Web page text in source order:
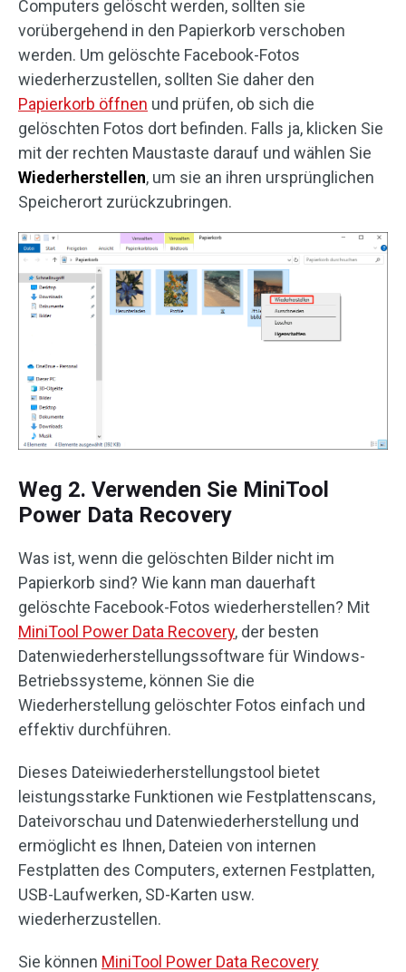
Computers gelöscht werden, sollten sie
vorübergehend in den Papierkorb verschoben
werden. Um gelöschte Facebook-Fotos
wiederherzustellen, sollten Sie daher den
Papierkorb öffnen und prüfen, ob sich die
gelöschten Fotos dort befinden. Falls ja, klicken Sie
mit der rechten Maustaste darauf und wählen Sie
Wiederherstellen, um sie an ihren ursprünglichen
Speicherort zurückzubringen.
Weg 2. Verwenden Sie MiniTool
Power Data Recovery
Was ist, wenn die gelöschten Bilder nicht im
Papierkorb sind? Wie kann man dauerhaft
gelöschte Facebook-Fotos wiederherstellen? Mit
MiniTool Power Data Recovery, der besten
Datenwiederherstellungssoftware für Windows-
Betriebssysteme, können Sie die
Wiederherstellung gelöschter Fotos einfach und
effektiv durchführen.
Dieses Dateiwiederherstellungstool bietet
leistungsstarke Funktionen wie Festplattenscans,
Dateivorschau und Datenwiederherstellung und
ermöglicht es Ihnen, Dateien von internen
Festplatten des Computers, externen Festplatten,
USB-Laufwerken, SD-Karten usw.
wiederherzustellen.
Sie können MiniTool Power Data Recovery